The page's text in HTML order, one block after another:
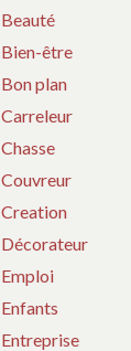
Beauté
Bien-être
Bon plan
Carreleur
Chasse
Couvreur
Creation
Décorateur
Emploi
Enfants
Entreprise